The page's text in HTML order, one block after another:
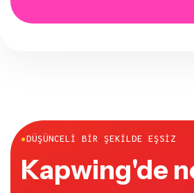
●DÜŞÜNCELI BIR ŞEKILDE EŞSIZ
Kapwing'de